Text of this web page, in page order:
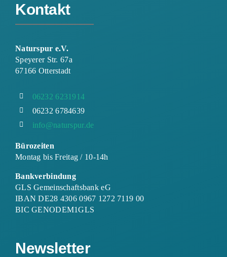
Kontakt
Naturspur e.V.
Speyerer Str. 67a
67166 Otterstadt
06232 6231914
06232 6784639
info@naturspur.de
Bürozeiten
Montag bis Freitag / 10-14h
Bankverbindung
GLS Gemeinschaftsbank eG
IBAN DE28 4306 0967 1272 7119 00
BIC GENODEM1GLS
Newsletter